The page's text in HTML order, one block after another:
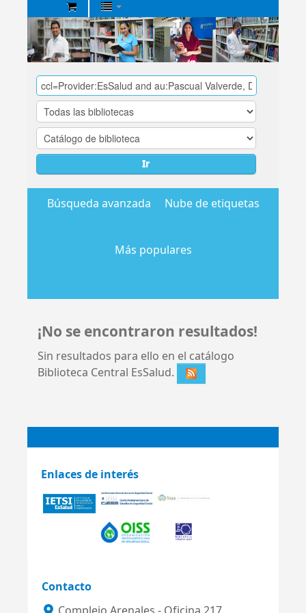
Biblioteca
Central
EsSalud
Ir
Búsqueda avanzada Nube de etiquetas
Más populares
¡No se encontraron resultados!
Sin resultados para ello en el catálogo
Biblioteca Central EsSalud.
Enlaces de interés
Contacto